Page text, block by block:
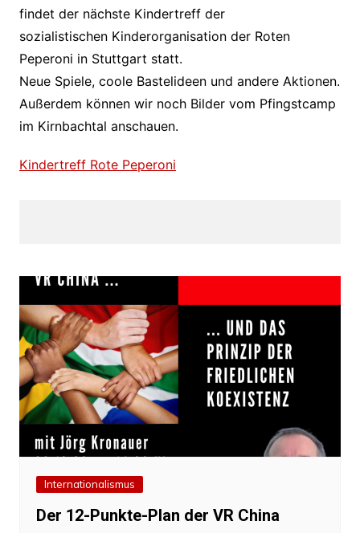
findet der nächste Kindertreff der
sozialistischen Kinderorganisation der Roten
Peperoni in Stuttgart statt.
Neue Spiele, coole Bastelideen und andere Aktionen.
Außerdem können wir noch Bilder vom Pfingstcamp
im Kirnbachtal anschauen.
Kindertreff Rote Peperoni
Internationalismus
Der 12-Punkte-Plan der VR China